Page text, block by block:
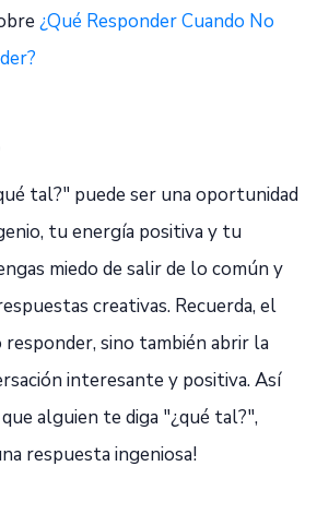
¿Qué Responder Cuando No
tal?" puede ser una oportunidad
tu energía positiva y tu
miedo de salir de lo común y
creativas. Recuerda, el
sino también abrir la
interesante y positiva. Así
alguien te diga "¿qué tal?",
respuesta ingeniosa!